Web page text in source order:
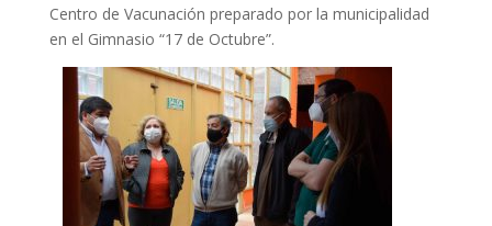
Centro de Vacunación preparado por la municipalidad
en el Gimnasio “17 de Octubre”.